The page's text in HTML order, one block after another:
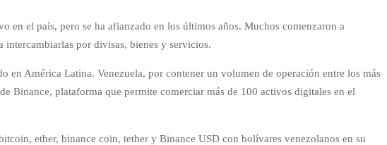
en el país, pero se ha afianzado en los últimos años. Muchos comenzaron a
intercambiarlas por divisas, bienes y servicios.
en América Latina. Venezuela, por contener un volumen de operación entre los más
Binance, plataforma que permite comerciar más de 100 activos digitales en el
ether, binance coin, tether y Binance USD con bolívares venezolanos en su